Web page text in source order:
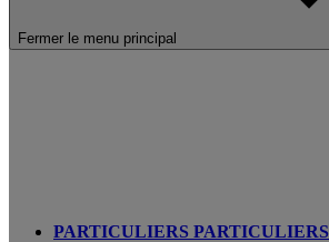
Fermer le menu principal
PARTICULIERS PARTICULIERS